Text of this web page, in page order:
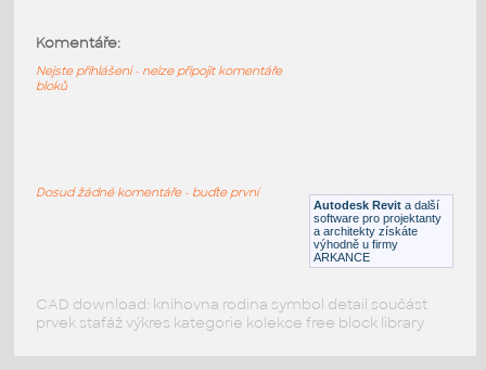
RFA Dveře
CS Dvoukřídlé bezfalcové dveře dřevěná
rámová zárubeň s nadpanelem 2019 v1 1
Autodesk Revit a další
software pro projektanty
a architekty získáte
výhodně u firmy
ARKANCE
Komentáře:
Nejste přihlášeni - nelze připojit komentáře
bloků
Dosud žádné komentáře - buďte první
CAD download: knihovna rodina symbol detail součást
prvek stafáž výkres kategorie kolekce free block library